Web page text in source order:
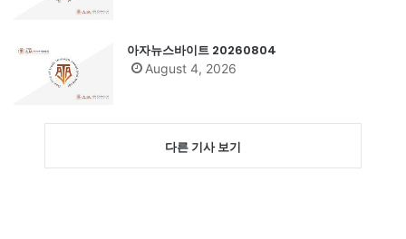
아자뉴스바이트 20260804
August 4, 2026
다른 기사 보기